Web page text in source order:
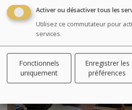
Activer ou désactiver tous les
Utilisez ce commutateur pour
services.
Fonctionnels
uniquement
Enregistrer les
préférences